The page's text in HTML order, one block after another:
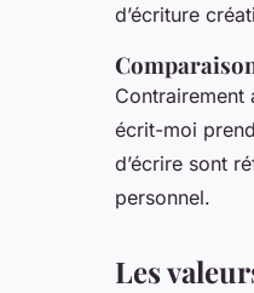
d’écriture
Contrairement
écrit-moi
d’écrire sont
personnel.
Les